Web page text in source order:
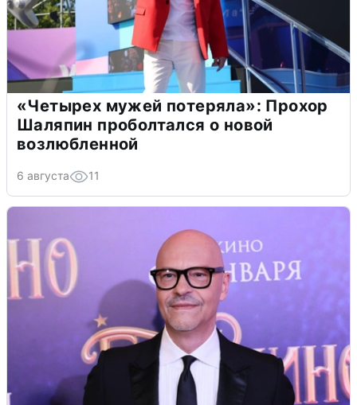
«Четырех мужей потеряла»: Прохор
Шаляпин проболтался о новой
возлюбленной
6 августа 11